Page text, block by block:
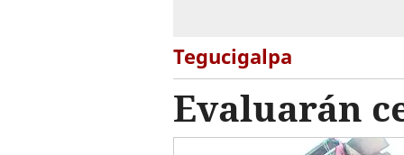
Tegucigalpa
Evaluarán